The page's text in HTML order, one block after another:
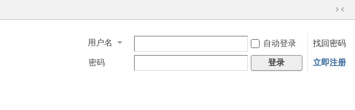
切
到
窄
用户名 自动登录
找回密码
密码
登录 立即注册